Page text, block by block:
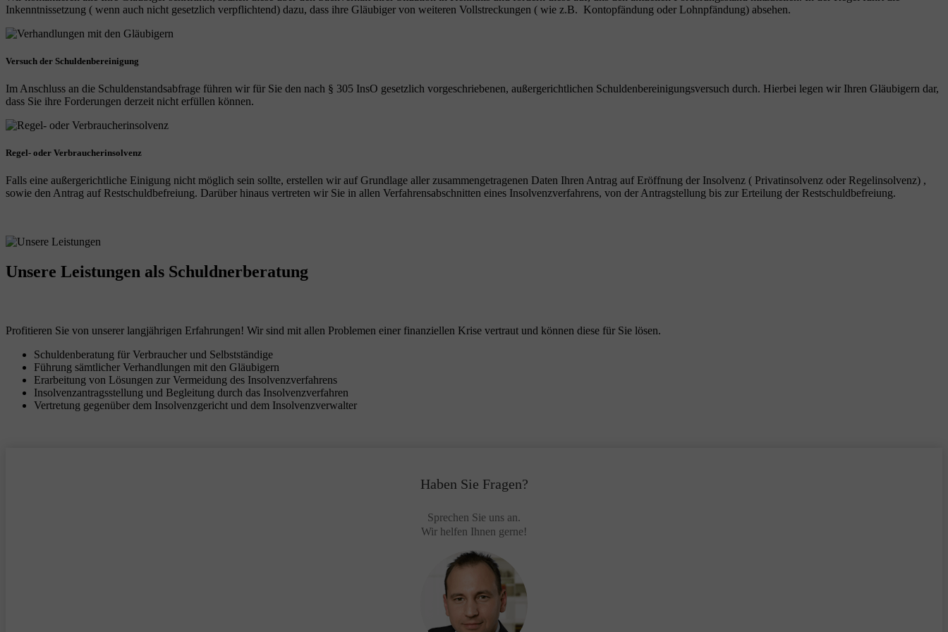
Inkenntnissetzung ( wenn auch nicht gesetzlich verpflichtend) dazu, dass ihre Gläubiger von weiteren Vollstreckungen ( wie z.B. Kontopfändung oder Lohnpfändung) absehen.
Versuch der Schuldenbereinigung
Im Anschluss an die Schuldenstandsabfrage führen wir für Sie den nach § 305 InsO gesetzlich vorgeschriebenen, außergerichtlichen Schuldenbereinigungsversuch durch. Hierbei legen wir Ihren Gläubigern dar,
dass Sie ihre Forderungen derzeit nicht erfüllen können.
Regel- oder Verbraucherinsolvenz
Falls eine außergerichtliche Einigung nicht möglich sein sollte, erstellen wir auf Grundlage aller zusammengetragenen Daten Ihren Antrag auf Eröffnung der Insolvenz ( Privatinsolvenz oder Regelinsolvenz) ,
sowie den Antrag auf Restschuldbefreiung. Darüber hinaus vertreten wir Sie in allen Verfahrensabschnitten eines Insolvenzverfahrens, von der Antragstellung bis zur Erteilung der Restschuldbefreiung.
Unsere Leistungen als Schuldnerberatung
Profitieren Sie von unserer langjährigen Erfahrungen! Wir sind mit allen Problemen einer finanziellen Krise vertraut und können diese für Sie lösen.
Schuldenberatung für Verbraucher und Selbstständige
Führung sämtlicher Verhandlungen mit den Gläubigern
Erarbeitung von Lösungen zur Vermeidung des Insolvenzverfahrens
Insolvenzantragsstellung und Begleitung durch das Insolvenzverfahren
Vertretung gegenüber dem Insolvenzgericht und dem Insolvenzverwalter
Haben Sie Fragen?
Sprechen Sie uns an.
Wir helfen Ihnen gerne!